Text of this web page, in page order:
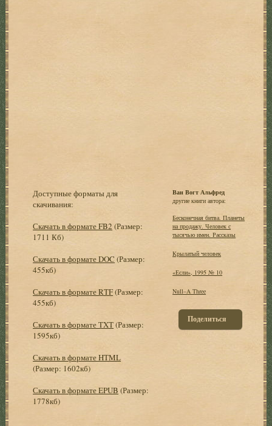
Доступные форматы для
скачивания:
Скачать в формате FB2 (Размер:
1711 Кб)
Скачать в формате DOC (Размер:
455кб)
Скачать в формате RTF(Размер:
455кб)
Скачать в формате TXT(Размер:
1595кб)
Скачать в формате HTML
(Размер: 1602кб)
Скачать в формате EPUB (Размер:
1778кб)
Ван Вогт Альфред
другие книги автора:
Бесконечная битва. Планеты
на продажу. Человек с
тысячью имен. Рассказы
Крылатый человек
«Если», 1995 № 10
Null–A Three
Поделиться